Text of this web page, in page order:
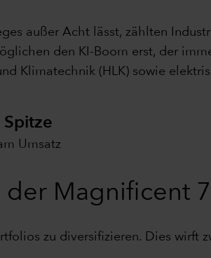
außer Acht lässt, zählten
den KI-Boom erst, der
Klimatechnik (HLK) sowie
Umsatz
der Magnificent 7
zu diversifizieren. Dies wirft